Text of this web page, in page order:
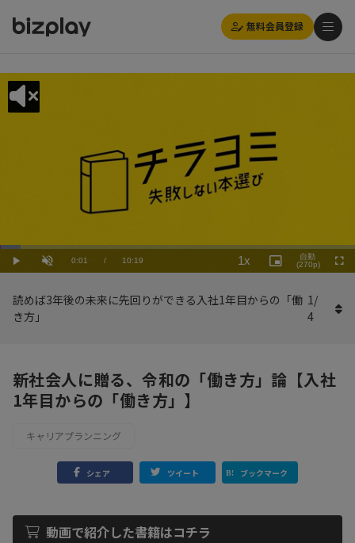
無料会員登録
Play UnmuteCurrent
0:01 / Duration
10:19
Loaded:
5.82%
1x
Rate
Picture-
in-
自動
(270p)
読めば3年後の未来に先回りができる入社1年目からの「働
き方」
1/
4
新社会人に贈る、令和の「働き方」論【入社
1年目からの「働き方」】
キャリアプランニング
シェア ツイート ブックマーク
動画で紹介した書籍はコチラ